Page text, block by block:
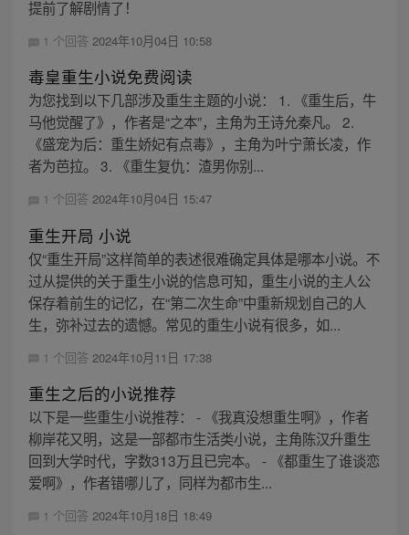
提前了解剧情了！
1 个回答 2024年10月04日 10:58
毒皇重生小说免费阅读
为您找到以下几部涉及重生主题的小说： 1. 《重生后，牛
马他觉醒了》，作者是“之本”，主角为王诗允秦凡。 2.
《盛宠为后：重生娇妃有点毒》，主角为叶宁萧长凌，作
者为芭拉。 3. 《重生复仇：渣男你别...
1 个回答 2024年10月04日 15:47
重生开局 小说
仅“重生开局”这样简单的表述很难确定具体是哪本小说。不
过从提供的关于重生小说的信息可知，重生小说的主人公
保存着前生的记忆，在“第二次生命”中重新规划自己的人
生，弥补过去的遗憾。常见的重生小说有很多，如...
1 个回答 2024年10月11日 17:38
重生之后的小说推荐
以下是一些重生小说推荐： - 《我真没想重生啊》，作者
柳岸花又明，这是一部都市生活类小说，主角陈汉升重生
回到大学时代，字数313万且已完本。 - 《都重生了谁谈恋
爱啊》，作者错哪儿了，同样为都市生...
1 个回答 2024年10月18日 18:49